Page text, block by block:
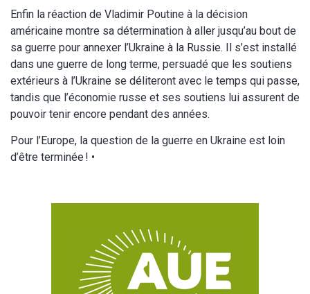
Enfin la réaction de Vladimir Poutine à la décision
américaine montre sa détermination à aller jusqu’au bout de
sa guerre pour annexer l’Ukraine à la Russie. Il s’est installé
dans une guerre de long terme, persuadé que les soutiens
extérieurs à l’Ukraine se déliteront avec le temps qui passe,
tandis que l’économie russe et ses soutiens lui assurent de
pouvoir tenir encore pendant des années.
Pour l’Europe, la question de la guerre en Ukraine est loin
d’être terminée ! •